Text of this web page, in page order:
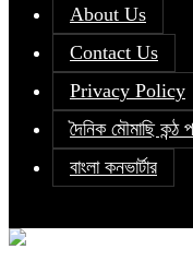
About Us
Contact Us
Privacy Policy
দৈনিক মৌমাছি কন্ঠ
বাংলা কনভার্টার